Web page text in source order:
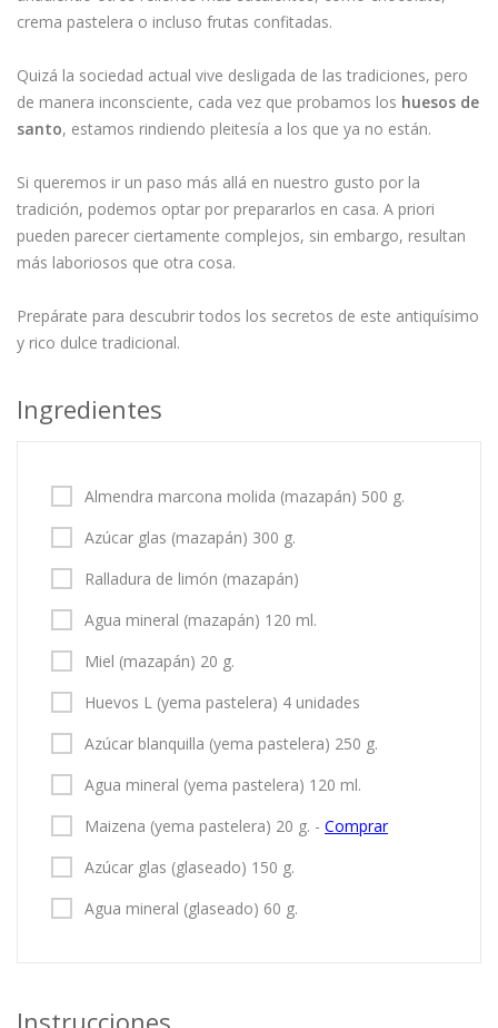
crema pastelera o incluso frutas confitadas.
Quizá la sociedad actual vive desligada de las tradiciones, pero
de manera inconsciente, cada vez que probamos los huesos de
santo, estamos rindiendo pleitesía a los que ya no están.
Si queremos ir un paso más allá en nuestro gusto por la
tradición, podemos optar por prepararlos en casa. A priori
pueden parecer ciertamente complejos, sin embargo, resultan
más laboriosos que otra cosa.
Prepárate para descubrir todos los secretos de este antiquísimo
y rico dulce tradicional.
Ingredientes
Almendra marcona molida (mazapán) 500 g.
Azúcar glas (mazapán) 300 g.
Ralladura de limón (mazapán)
Agua mineral (mazapán) 120 ml.
Miel (mazapán) 20 g.
Huevos L (yema pastelera) 4 unidades
Azúcar blanquilla (yema pastelera) 250 g.
Agua mineral (yema pastelera) 120 ml.
Maizena (yema pastelera) 20 g. - Comprar
Azúcar glas (glaseado) 150 g.
Agua mineral (glaseado) 60 g.
Instrucciones